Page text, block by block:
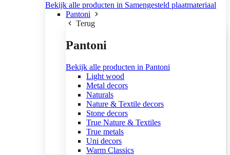
Bekijk alle producten in Samengesteld plaatmateriaal
Pantoni
Terug
Pantoni
Bekijk alle producten in Pantoni
Light wood
Metal decors
Naturals
Nature & Textile decors
Stone decors
True Nature & Textiles
True metals
Uni decors
Warm Classics